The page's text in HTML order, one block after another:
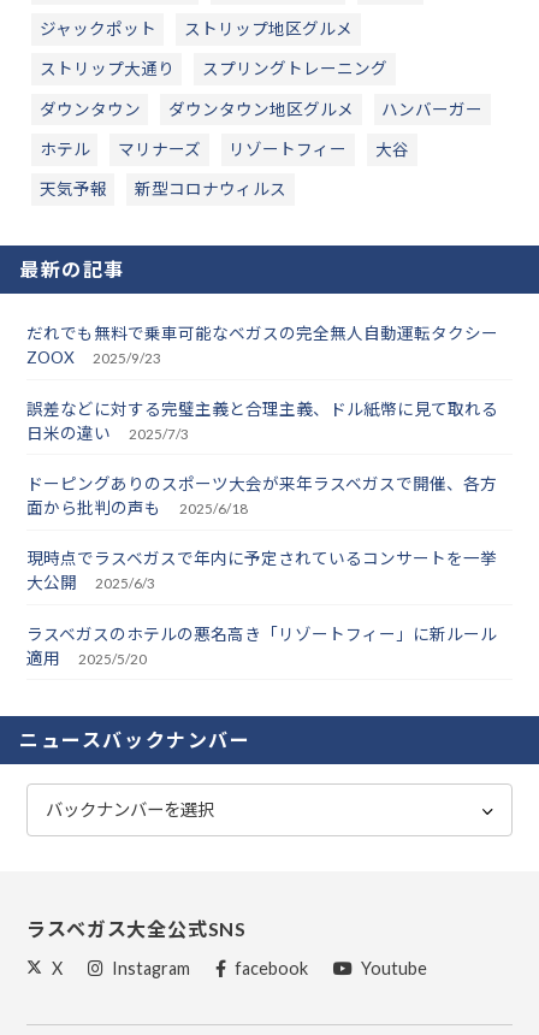
ジャックポット ストリップ地区グルメ
ストリップ大通り スプリングトレーニング
ダウンタウン ダウンタウン地区グルメ ハンバーガー
ホテル マリナーズ リゾートフィー 大谷
天気予報 新型コロナウィルス
最新の記事
だれでも無料で乗車可能なベガスの完全無人自動運転タクシー
ZOOX
2025/9/23
誤差などに対する完璧主義と合理主義、ドル紙幣に見て取れる
日米の違い
2025/7/3
ドーピングありのスポーツ大会が来年ラスベガスで開催、各方
面から批判の声も
2025/6/18
現時点でラスベガスで年内に予定されているコンサートを一挙
大公開
2025/6/3
ラスベガスのホテルの悪名高き「リゾートフィー」に新ルール
適用
2025/5/20
ニュースバックナンバー
ラスベガス大全公式SNS
X Instagram facebook Youtube